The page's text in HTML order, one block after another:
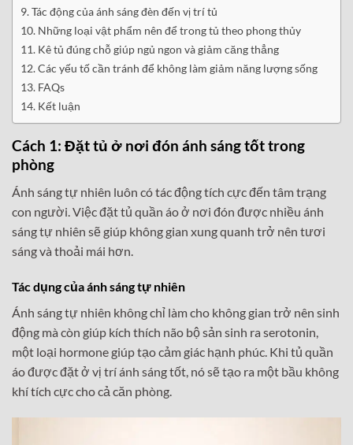
Tác động của ánh sáng đèn đến vị trí tủ
Những loại vật phẩm nên để trong tủ theo phong thủy
Kê tủ đúng chỗ giúp ngủ ngon và giảm căng thẳng
Các yếu tố cần tránh để không làm giảm năng lượng sống
FAQs
Kết luận
Cách 1: Đặt tủ ở nơi đón ánh sáng tốt trong
phòng
Ánh sáng tự nhiên luôn có tác động tích cực đến tâm trạng
con người. Việc đặt tủ quần áo ở nơi đón được nhiều ánh
sáng tự nhiên sẽ giúp không gian xung quanh trở nên tươi
sáng và thoải mái hơn.
Tác dụng của ánh sáng tự nhiên
Ánh sáng tự nhiên không chỉ làm cho không gian trở nên sinh
động mà còn giúp kích thích não bộ sản sinh ra serotonin,
một loại hormone giúp tạo cảm giác hạnh phúc. Khi tủ quần
áo được đặt ở vị trí ánh sáng tốt, nó sẽ tạo ra một bầu không
khí tích cực cho cả căn phòng.